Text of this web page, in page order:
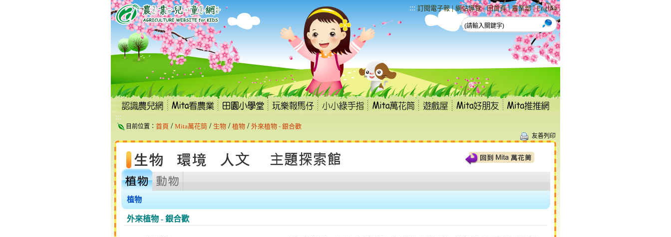
跳
到
要
內
區
塊
::: 訂閱電子報 |網站導覽 |回首頁 |農業部 |English
:::
目前位置： 首頁 / Mita萬花筒 / 生物 / 植物 / 外來植物 - 銀合歡
友善列印
植物
外來植物 - 銀合歡